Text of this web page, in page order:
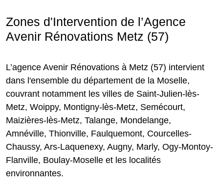
Zones d'Intervention de l’Agence
Avenir Rénovations Metz (57)
L’agence Avenir Rénovations à Metz (57) intervient
dans l'ensemble du département de la Moselle,
couvrant notamment les villes de Saint-Julien-lès-
Metz, Woippy, Montigny-lès-Metz, Semécourt,
Maizières-lès-Metz, Talange, Mondelange,
Amnéville, Thionville, Faulquemont, Courcelles-
Chaussy, Ars-Laquenexy, Augny, Marly, Ogy-Montoy-
Flanville, Boulay-Moselle et les localités
environnantes.